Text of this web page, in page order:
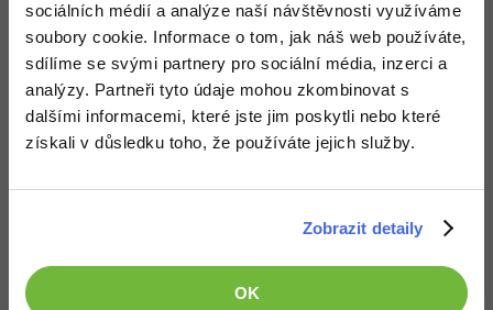
sociálních médií a analýze naší návštěvnosti využíváme
soubory cookie. Informace o tom, jak náš web používáte,
sdílíme se svými partnery pro sociální média, inzerci a
analýzy. Partneři tyto údaje mohou zkombinovat s
dalšími informacemi, které jste jim poskytli nebo které
získali v důsledku toho, že používáte jejich služby.
Zobrazit detaily
OK
různých autorů a můžeš si dát třídit podle licence (například
zdarma, ale zmínit autora atd).
Nahoru Odpovědět +2
Odpovídá na Vojtěch
Děkuji, určitě se podívám.
18.6.2016 12:42